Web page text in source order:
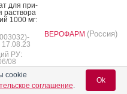
для при­
рас­тво­ра
1000 мг:
РУ:
08
ВЕРОФАРМ (Россия)
для при­
рас­тво­ра
cookie
соглашение.
Ok